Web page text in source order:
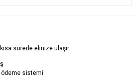
sürede elinize ulaşır.
ödeme sistemi